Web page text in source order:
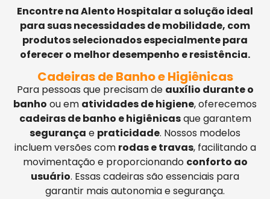
Encontre na Alento Hospitalar a solução ideal
para suas necessidades de mobilidade, com
produtos selecionados especialmente para
oferecer o melhor desempenho e resistência.
Cadeiras de Banho e Higiênicas
Para pessoas que precisam de auxílio durante o
banho ou em atividades de higiene, oferecemos
cadeiras de banho e higiênicasque garantem
segurança e praticidade. Nossos modelos
incluem versões com rodas e travas, facilitando a
movimentação e proporcionando conforto ao
usuário. Essas cadeiras são essenciais para
garantir mais autonomia e segurança.